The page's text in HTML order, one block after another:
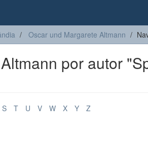
Oscar und Margarete Altmann
por autor
S T U V W X Y Z